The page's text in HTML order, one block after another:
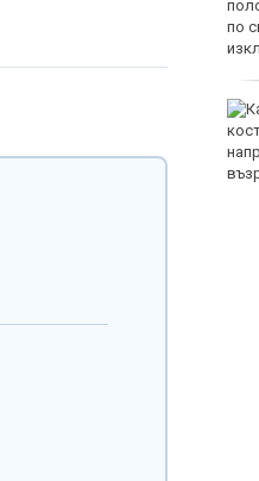
инструмент срещу